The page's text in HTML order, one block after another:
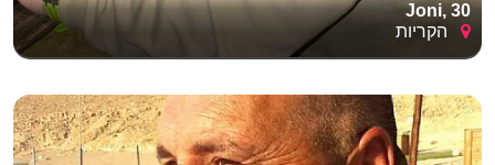
Joni, 30
הקריות